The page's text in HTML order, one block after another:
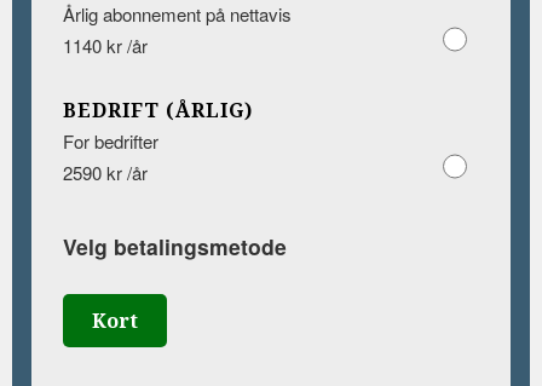
Årlig abonnement på nettavis
1140 kr /år
BEDRIFT (ÅRLIG)
For bedrifter
2590 kr /år
Velg betalingsmetode
Kort